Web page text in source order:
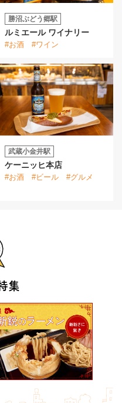
集
勝沼ぶどう郷駅
ルミエール ワイナリー
#お酒 #ワイン
武蔵小金井駅
ケーニッヒ本店
#お酒 #ビール #グルメ